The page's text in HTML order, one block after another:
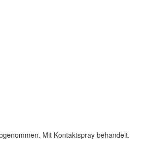
Mit Kontaktspray behandelt.